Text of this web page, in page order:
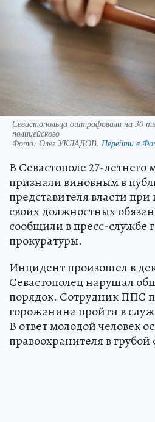
Севастопольца оштрафовали на 30
полицейского
Фото: Олег УКЛАДОВ. Перейти в
В Севастополе 27-летнего
признали виновным в
представителя власти
своих должностных
сообщили в пресс-службе
прокуратуры.
Инцидент произошел в
Севастополец нарушал
порядок. Сотрудник ППС
горожанина пройти в
В ответ молодой человек
правоохранителя в